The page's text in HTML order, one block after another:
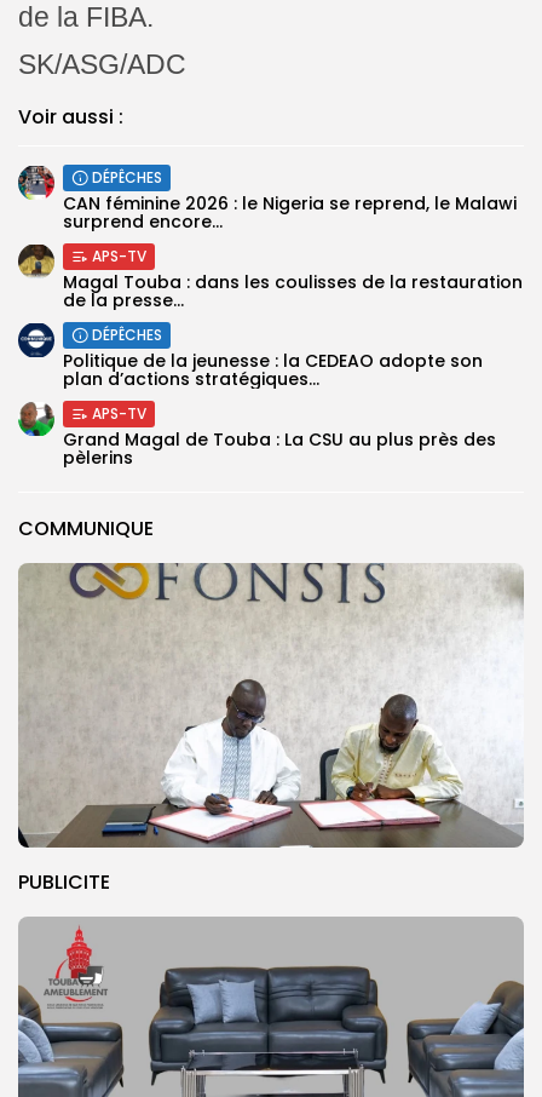
COMMUNIQUE
PUBLICITE
de la FIBA.
SK/ASG/ADC
Voir aussi :
DÉPÊCHES
‎CAN féminine 2026 : le Nigeria se reprend, le Malawi
surprend encore...
APS-TV
Magal Touba : dans les coulisses de la restauration
de la presse...
DÉPÊCHES
Politique de la jeunesse : la CEDEAO adopte son
plan d’actions stratégiques...
APS-TV
Grand Magal de Touba : La CSU au plus près des
pèlerins